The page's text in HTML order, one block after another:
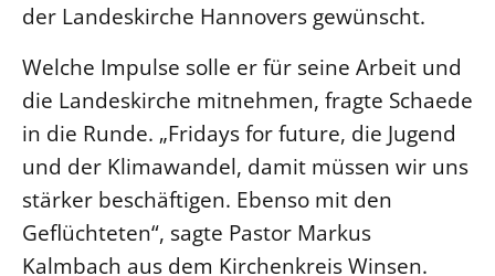
der Landeskirche Hannovers gewünscht.
Welche Impulse solle er für seine Arbeit und
die Landeskirche mitnehmen, fragte Schaede
in die Runde. „Fridays for future, die Jugend
und der Klimawandel, damit müssen wir uns
stärker beschäftigen. Ebenso mit den
Geflüchteten“, sagte Pastor Markus
Kalmbach aus dem Kirchenkreis Winsen.
Interventionsplan
Jahresgespräche
Kantine Speiseplan
Kirchliches Amtsblatt
Kirchliche Verwaltung
Klimaschutzgesetz
Kunstreferat